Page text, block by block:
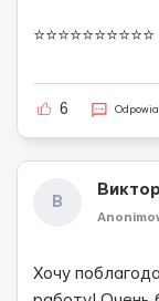
⭐️⭐️⭐️⭐️⭐️⭐️⭐️⭐️⭐️⭐️
6
В
Виктор
Хочу